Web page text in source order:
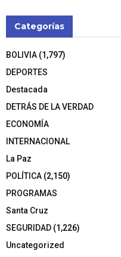
Categorías
BOLIVIA (1,797)
DEPORTES
Destacada
DETRÁS DE LA VERDAD
ECONOMÍA
INTERNACIONAL
La Paz
POLÍTICA (2,150)
PROGRAMAS
Santa Cruz
SEGURIDAD (1,226)
Uncategorized